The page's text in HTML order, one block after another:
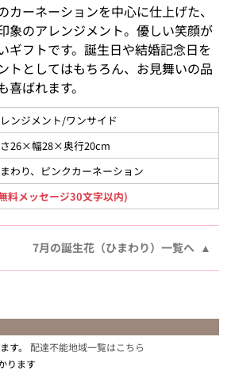
カーネーションを中心に仕上げた、
象のアレンジメント。優しい笑顔が
ギフトです。誕生日や結婚記念日を
トとしてはもちろん、お見舞いの品
ばれます。
ンジメント/ワンサイド
26×幅28×奥行20cm
わり、ピンクカーネーション
料メッセージ30文字以内)
7月の誕生花（ひまわり）一覧へ
す。 配達不能地域一覧はこちら
ります